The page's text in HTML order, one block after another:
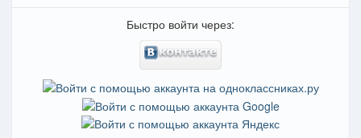
Быстро войти через: